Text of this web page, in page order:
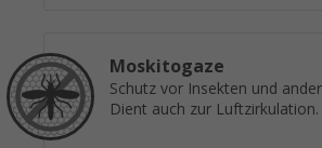
Moskitogaze
Schutz vor Insekten und
Dient auch zur Luftzirkulation.